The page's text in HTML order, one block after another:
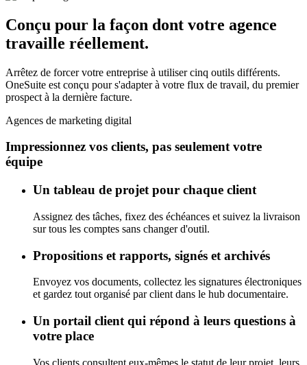
Conçu pour la façon dont votre agence
travaille réellement.
Arrêtez de forcer votre entreprise à utiliser cinq outils différents.
OneSuite est conçu pour s'adapter à votre flux de travail, du premier
prospect à la dernière facture.
Agences de marketing digital
Impressionnez vos clients, pas seulement votre
équipe
Un tableau de projet pour chaque client
Assignez des tâches, fixez des échéances et suivez la livraison
sur tous les comptes sans changer d'outil.
Propositions et rapports, signés et archivés
Envoyez vos documents, collectez les signatures électroniques
et gardez tout organisé par client dans le hub documentaire.
Un portail client qui répond à leurs questions à
votre place
Vos clients consultent eux-mêmes le statut de leur projet, leurs